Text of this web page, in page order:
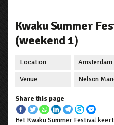
Kwaku Summer
(weekend 1)
Location Amsterdam
Venue Nelson
Share this page
Het Kwaku Summer Festival